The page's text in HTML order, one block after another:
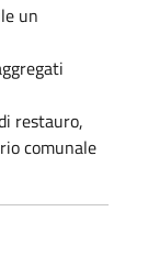
un
restauro,
comunale